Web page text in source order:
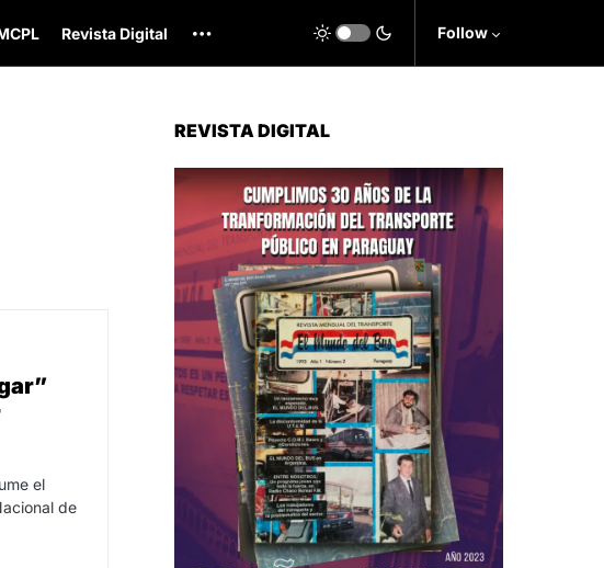
Revista Digital Follow
el
de
REVISTA DIGITAL